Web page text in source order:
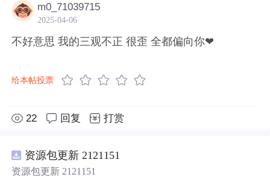
m0_71039715
2025-04-06
不好意思 我的三观不正 很歪 全都偏向你❤
给本帖投票
22 回复 打赏
资源包更新 2121151
资源包更新 2121151